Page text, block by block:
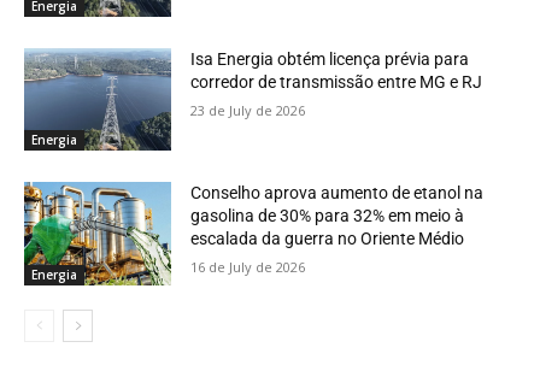
Energia
Energia
Isa Energia obtém licença prévia para
corredor de transmissão entre MG e RJ
23 de July de 2026
Energia
Conselho aprova aumento de etanol na
gasolina de 30% para 32% em meio à
escalada da guerra no Oriente Médio
16 de July de 2026